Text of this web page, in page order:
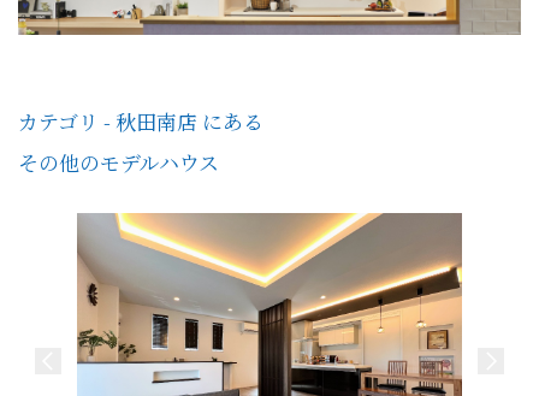
カテゴリ - 秋田南店 にある
その他のモデルハウス